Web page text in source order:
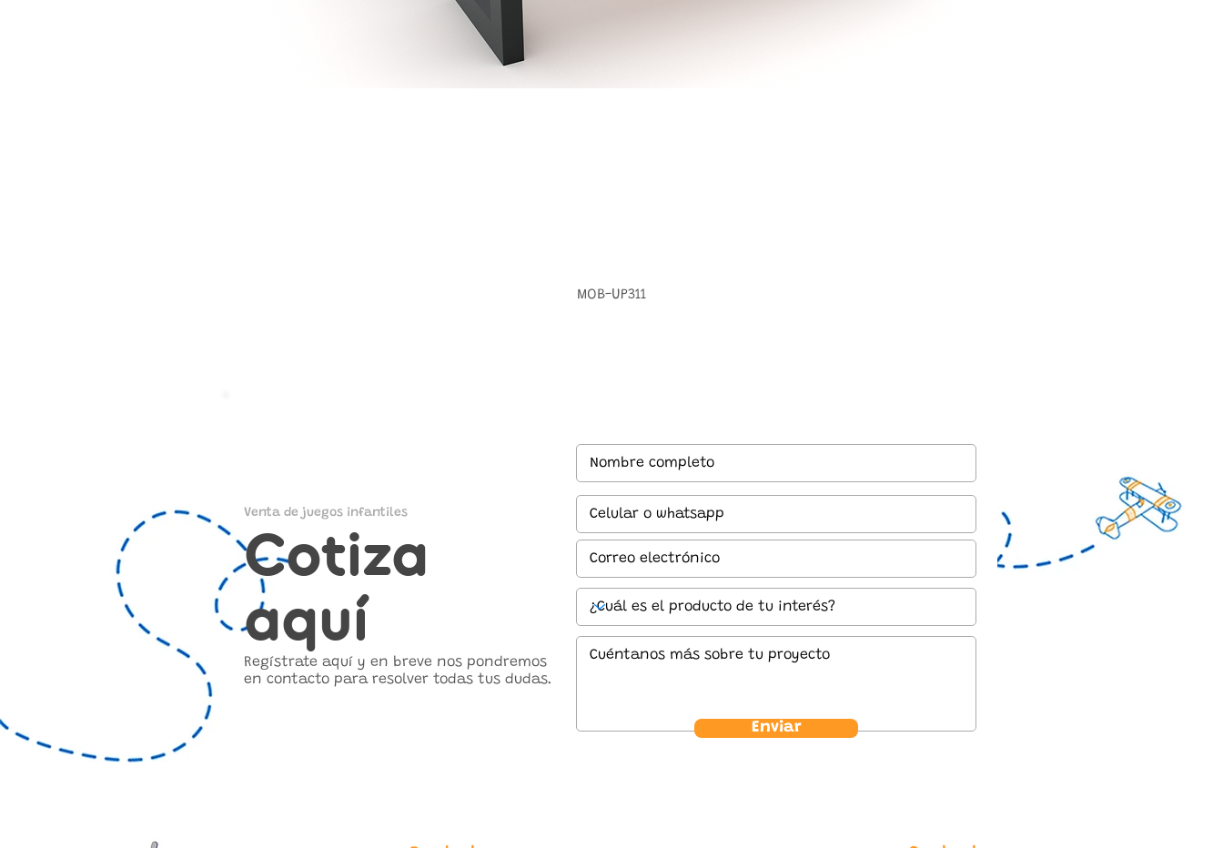
MOB-UP311
Venta de juegos infantiles
Cotiza
aquí
Regístrate aquí y en breve nos pondremos
en contacto para resolver todas tus dudas.
Enviar